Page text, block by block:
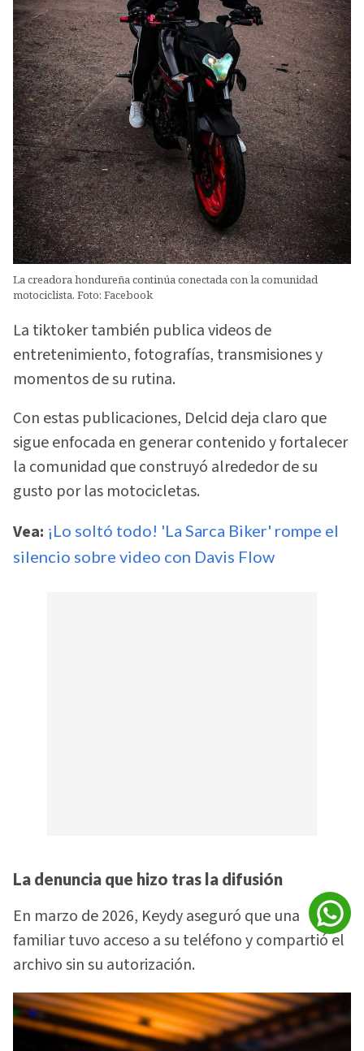
La creadora hondureña continúa conectada con la comunidad
motociclista. Foto: Facebook
La tiktoker también publica videos de
entretenimiento, fotografías, transmisiones y
momentos de su rutina.
Con estas publicaciones, Delcid deja claro que
sigue enfocada en generar contenido y fortalecer
la comunidad que construyó alrededor de su
gusto por las motocicletas.
Vea: ¡Lo soltó todo! 'La Sarca Biker' rompe el
silencio sobre video con Davis Flow
La denuncia que hizo tras la difusión
En marzo de 2026, Keydy aseguró que una
familiar tuvo acceso a su teléfono y compartió el
archivo sin su autorización.